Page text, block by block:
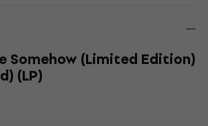
Somehow (Limited Edition)
(LP)